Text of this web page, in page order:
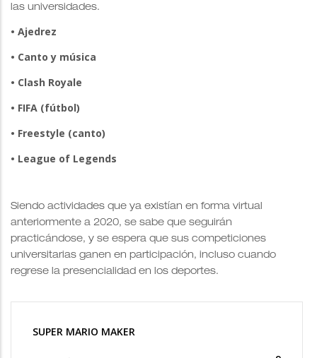
las universidades.
• Ajedrez
• Canto y música
• Clash Royale
• FIFA (fútbol)
• Freestyle (canto)
• League of Legends
Siendo actividades que ya existían en forma virtual
anteriormente a 2020, se sabe que seguirán
practicándose, y se espera que sus competiciones
universitarias ganen en participación, incluso cuando
regrese la presencialidad en los deportes.
SUPER MARIO MAKER